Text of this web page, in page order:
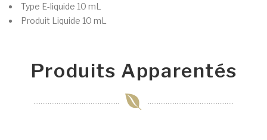
Type E-liquide 10 mL
Produit Liquide 10 mL
Produits Apparentés